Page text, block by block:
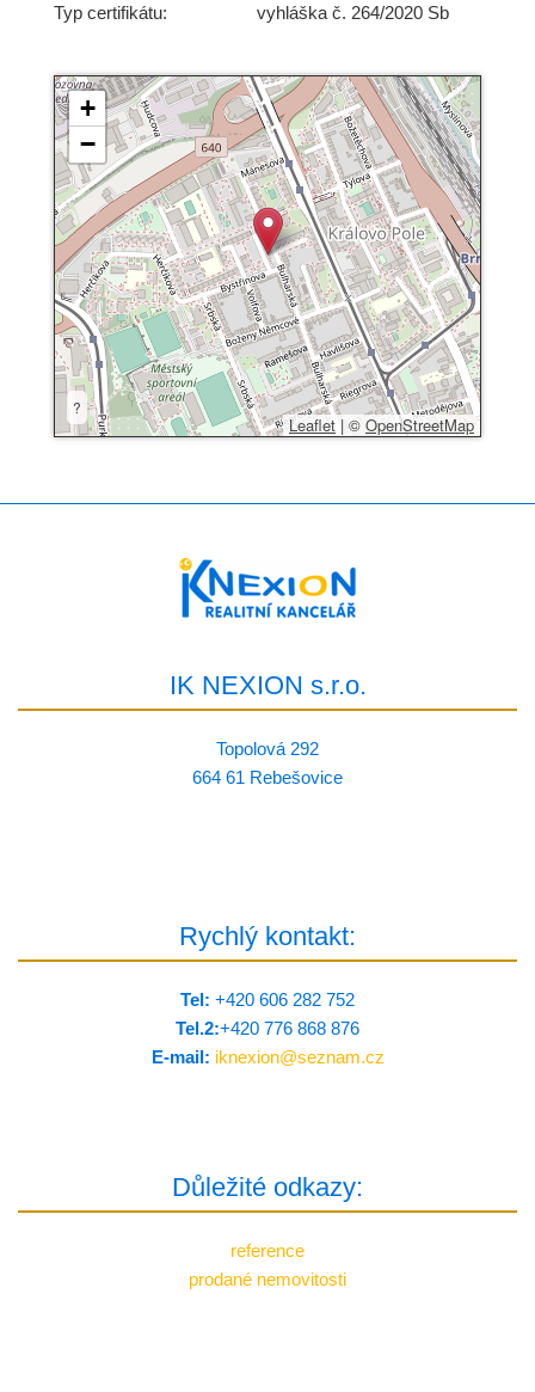
Typ certifikátu:
vyhláška č. 264/2020 Sb
+
−
?
Leaflet | © OpenStreetMap
IK NEXION s.r.o.
Topolová 292
664 61 Rebešovice
Rychlý kontakt:
Tel: +420 606 282 752
Tel.2:+420 776 8­68 876
E-mail: iknexion@seznam.cz
Důležité odkazy:
reference
prodané nemovitosti